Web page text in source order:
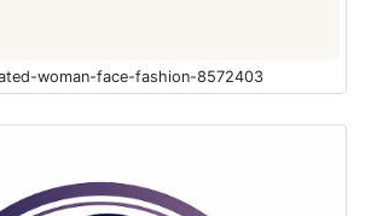
woman-face-fashion-8572403